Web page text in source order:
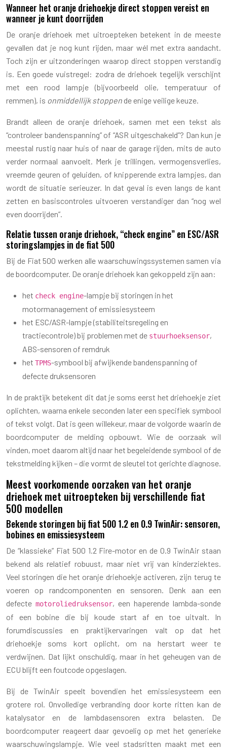
Wanneer het oranje driehoekje direct stoppen vereist en
wanneer je kunt doorrijden
De oranje driehoek met uitroepteken betekent in de meeste
gevallen dat je nog kunt rijden, maar wél met extra aandacht.
Toch zijn er uitzonderingen waarop direct stoppen verstandig
is. Een goede vuistregel: zodra de driehoek tegelijk verschijnt
met een rood lampje (bijvoorbeeld olie, temperatuur of
remmen), is onmiddellijk stoppen de enige veilige keuze.
Brandt alleen de oranje driehoek, samen met een tekst als
“controleer bandenspanning” of “ASR uitgeschakeld”? Dan kun je
meestal rustig naar huis of naar de garage rijden, mits de auto
verder normaal aanvoelt. Merk je trillingen, vermogensverlies,
vreemde geuren of geluiden, of knipperende extra lampjes, dan
wordt de situatie serieuzer. In dat geval is even langs de kant
zetten en basiscontroles uitvoeren verstandiger dan “nog wel
even doorrijden”.
Relatie tussen oranje driehoek, “check engine” en ESC/ASR
storingslampjes in de fiat 500
Bij de Fiat 500 werken alle waarschuwingssystemen samen via
de boordcomputer. De oranje driehoek kan gekoppeld zijn aan:
het check engine-lampje bij storingen in het
motormanagement of emissiesysteem
het ESC/ASR-lampje (stabiliteitsregeling en
tractiecontrole) bij problemen met de stuurhoeksensor,
ABS-sensoren of remdruk
het TPMS-symbool bij afwijkende bandenspanning of
defecte druksensoren
In de praktijk betekent dit dat je soms eerst het driehoekje ziet
oplichten, waarna enkele seconden later een specifiek symbool
of tekst volgt. Dat is geen willekeur, maar de volgorde waarin de
boordcomputer de melding opbouwt. Wie de oorzaak wil
vinden, moet daarom altijd naar het begeleidende symbool of de
tekstmelding kijken – die vormt de sleutel tot gerichte diagnose.
Meest voorkomende oorzaken van het oranje
driehoek met uitroepteken bij verschillende fiat
500 modellen
Bekende storingen bij fiat 500 1.2 en 0.9 TwinAir: sensoren,
bobines en emissiesysteem
De “klassieke” Fiat 500 1.2 Fire-motor en de 0.9 TwinAir staan
bekend als relatief robuust, maar niet vrij van kinderziektes.
Veel storingen die het oranje driehoekje activeren, zijn terug te
voeren op randcomponenten en sensoren. Denk aan een
defecte motoroliedruksensor, een haperende lambda-sonde
of een bobine die bij koude start af en toe uitvalt. In
forumdiscussies en praktijkervaringen valt op dat het
driehoekje soms kort oplicht, om na herstart weer te
verdwijnen. Dat lijkt onschuldig, maar in het geheugen van de
ECU blijft een foutcode opgeslagen.
Bij de TwinAir speelt bovendien het emissiesysteem een
grotere rol. Onvolledige verbranding door korte ritten kan de
katalysator en de lambdasensoren extra belasten. De
boordcomputer reageert daar gevoelig op met het generieke
waarschuwingslampje. Wie veel stadsritten maakt met een